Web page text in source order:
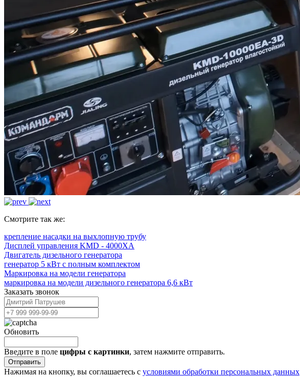
Смотрите так же:
крепление насадки на выхлопную трубу
Дисплей управления KMD - 4000XA
Двигатель дизельного генератора
генератор 5 кВт с полным комплектом
Маркировка на модели генератора
маркировка на модели дизельного генератора 6,6 кВт
Заказать звонок
Обновить
Введите в поле цифры c картинки, затем нажмите отправить.
Отправить
Нажимая на кнопку, вы соглашаетесь с условиями обработки персональных данных